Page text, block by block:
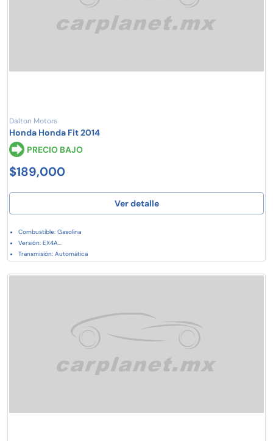
Dalton Motors
Honda Honda Fit 2014
PRECIO BAJO
$189,000
Ver detalle
Combustible: Gasolina
Versión: EX4A...
Transmisión: Automática